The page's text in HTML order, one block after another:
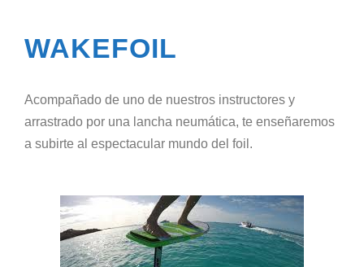
WAKEFOIL
Acompañado de uno de nuestros instructores y
arrastrado por una lancha neumática, te enseñaremos
a subirte al espectacular mundo del foil.